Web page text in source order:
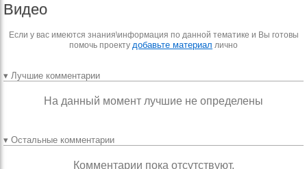
Видео
Если у вас имеются знания\информация по данной тематике и Вы готовы
помочь проекту добавьте материал лично
▾ Лучшие комментарии
На данный момент лучшие не определены
▾ Остальные комментарии
Комментарии пока отсутствуют.